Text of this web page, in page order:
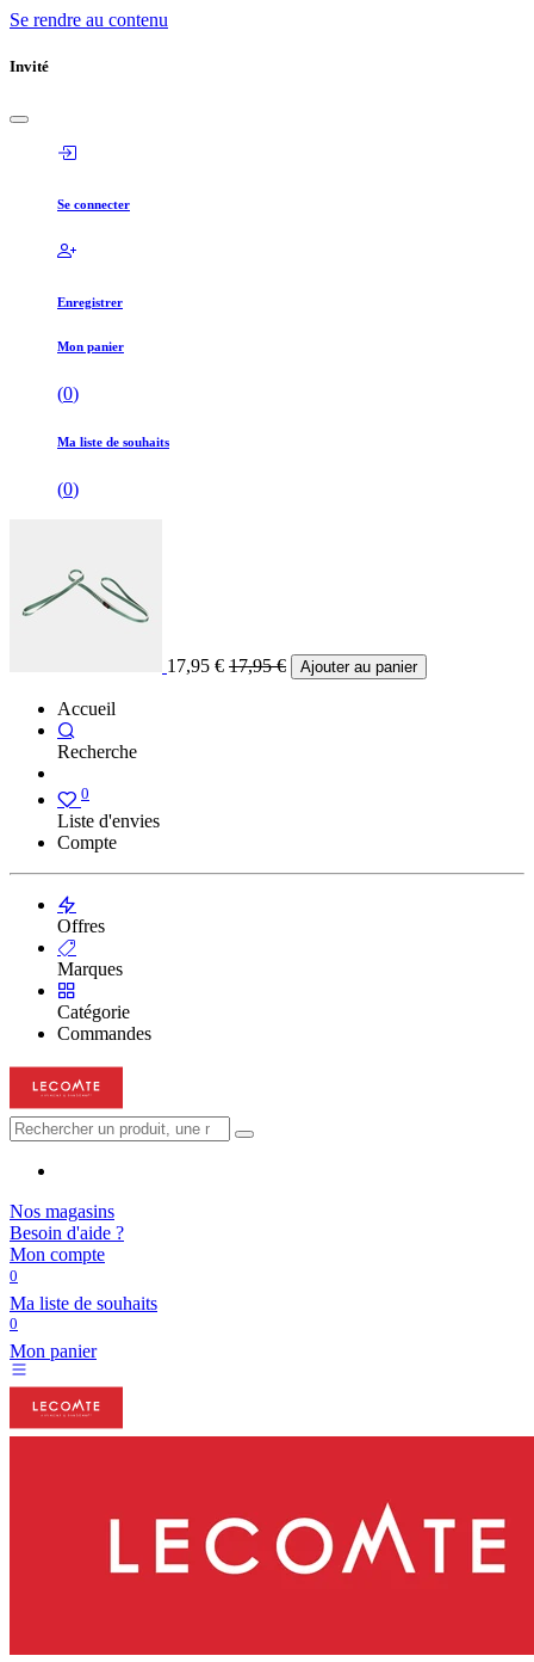
Se rendre au contenu
Invité
Se connecter
Enregistrer
Mon panier
(0)
Ma liste de souhaits
(0)
17,95 € 17,95€ Ajouter au panier
Accueil
Recherche
0
Liste d'envies
Compte
Offres
Marques
Catégorie
Commandes
Nos magasins
Besoin d'aide ?
Mon compte
0
Ma liste de souhaits
0
Mon panier